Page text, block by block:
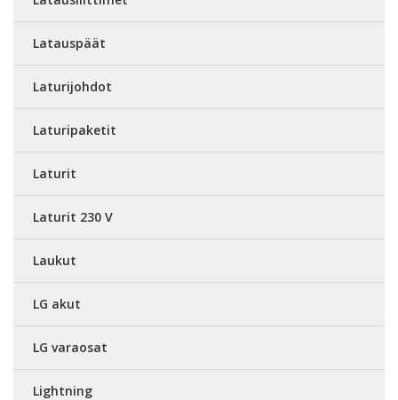
Latauspäät
Laturijohdot
Laturipaketit
Laturit
Laturit 230 V
Laukut
LG akut
LG varaosat
Lightning